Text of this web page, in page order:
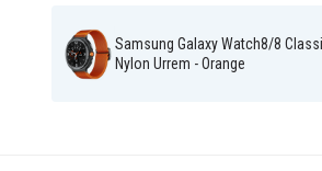
Samsung Galaxy Watch8/8
Nylon Urrem - Orange